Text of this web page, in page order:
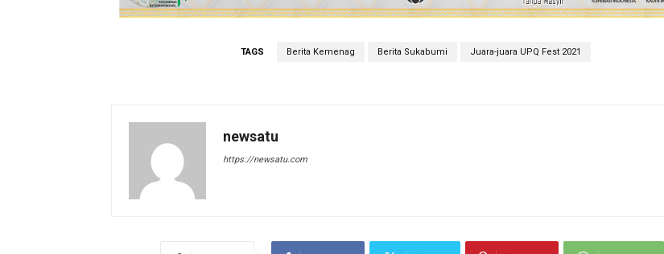
TAGS Berita Kemenag Berita Sukabumi Juara-juara UPQ Fest 2021
newsatu
https://newsatu.com